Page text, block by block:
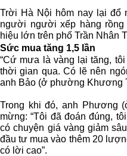
Trời Hà Nội hôm nay lại đổ
người người xếp hàng
hiệu lớn trên phố Trần Nhân
Sức mua tăng 1,5 lần
“Cứ mưa là vàng lại tăng,
thời gian qua. Có lẽ nên
anh Bảo (ở phường Khương
Trong khi đó, anh Phương
mừng: “Tôi đã đoán đúng,
có chuyện giá vàng giảm
đầu tư mua vào thêm 20
có lời cao”.